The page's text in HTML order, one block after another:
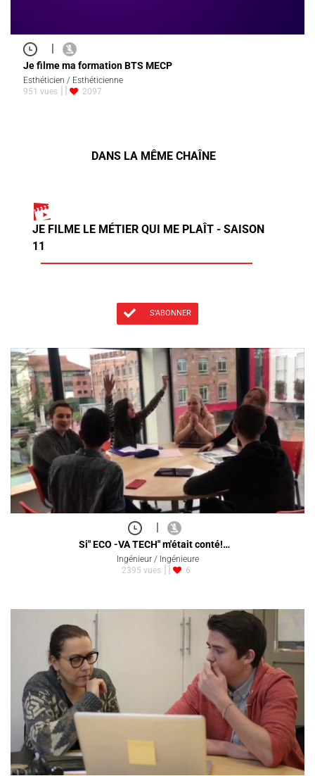
|
Je filme ma formation BTS MECP
Esthéticien / Esthéticienne
951 vues
2097
DANS LA MÊME CHAÎNE
JE FILME LE MÉTIER QUI ME PLAÎT - SAISON
11
S'ABONNER
Si" ECO -VA TECH" m'était conté!…
Ingénieur / Ingénieure
2395 vues
6